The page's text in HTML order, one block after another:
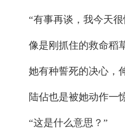
“有事再谈，我今天很
像是刚抓住的救命稻
她有种誓死的决心，
陆佔也是被她动作一
“这是什么意思？”